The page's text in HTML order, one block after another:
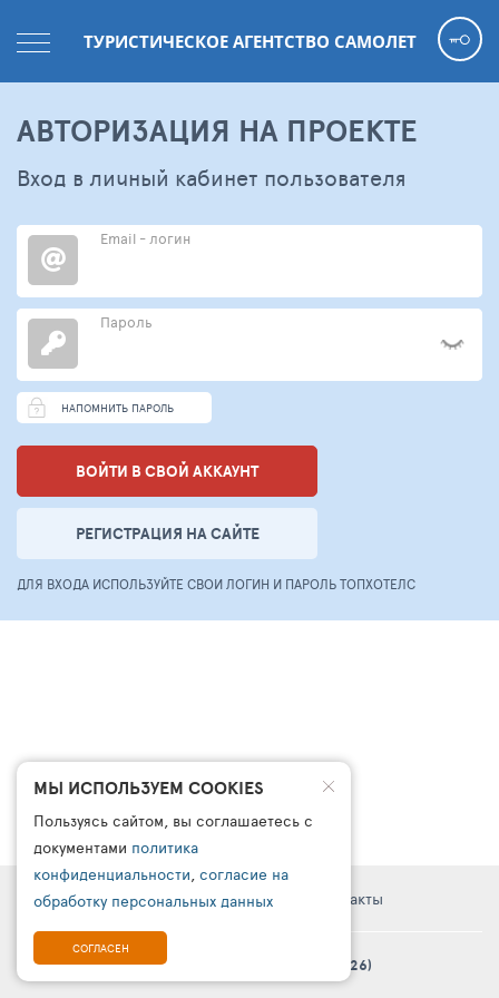
ТУРИСТИЧЕСКОЕ АГЕНТСТВО САМОЛЕТ
АВТОРИЗАЦИЯ НА ПРОЕКТЕ
Вход в личный кабинет пользователя
Email - логин
Пароль
НАПОМНИТЬ ПАРОЛЬ
ВОЙТИ В СВОЙ АККАУНТ
РЕГИСТРАЦИЯ НА САЙТЕ
ДЛЯ ВХОДА ИСПОЛЬЗУЙТЕ СВОИ ЛОГИН И ПАРОЛЬ ТОПХОТЕЛС
Правовая информация Поддержка Контакты
© Платформа «ТурСайт Про» в.5.2.0 (2003 - 2026)
МЫ ИСПОЛЬЗУЕМ COOKIES
Пользуясь сайтом, вы соглашаетесь с
документами политика
конфиденциальности, согласие на
обработку персональных данных
СОГЛАСЕН